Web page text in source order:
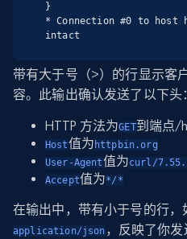
}
* Connection #0 to
intact
带有大于号（>）的行显示客
容。此输出确认发送了以下头：
HTTP 方法为GET到端点/
Host值为 httpbin.org
User-Agent值为curl/
Accept值为*/*
在输出中，带有小于号的行，
application/json ，反映了你发